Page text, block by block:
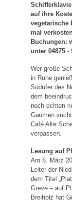
auf ihre
vegetarische
mal
Buchungen:
unter 04875 -
Wer große
in Ruhe
Südufer des
dem
noch echten
Gaumen
Café Alte
verpassen.
Lesung auf
Am 6. März
Leiter der
dem Titel
Greve – auf
Breiholz hat